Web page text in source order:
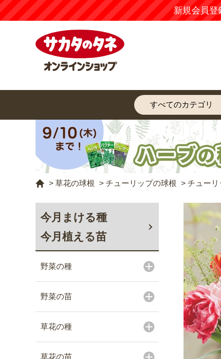
新規会員登
> 草花の球根 > チューリップの球根 > チューリ
今月まける種
今月植える苗
野菜の種
野菜の苗
草花の種
草花の苗